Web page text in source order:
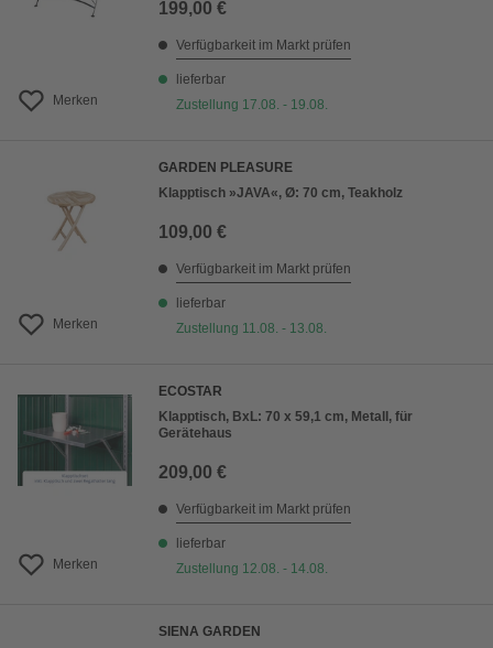
Merken
199,00 €
Verfügbarkeit im Markt prüfen
lieferbar
Zustellung 17.08. - 19.08.
Merken
GARDEN PLEASURE
Klapptisch »JAVA«, Ø: 70 cm, Teakholz
109,00 €
Verfügbarkeit im Markt prüfen
lieferbar
Zustellung 11.08. - 13.08.
Merken
ECOSTAR
Klapptisch, BxL: 70 x 59,1 cm, Metall, für
Gerätehaus
209,00 €
Verfügbarkeit im Markt prüfen
lieferbar
Zustellung 12.08. - 14.08.
SIENA GARDEN